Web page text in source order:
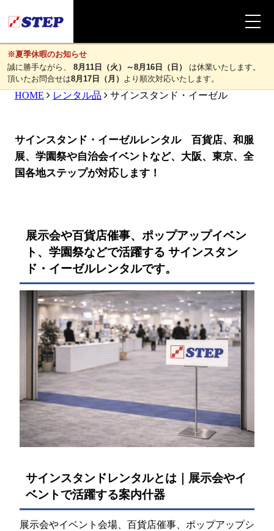
※夏季休暇のお知らせ
誠に勝手ながら、
8月11日（火）～8月16日（日） は休業いたします。
頂いたお問合せは8月17日（月） より順次対応いたします。
HOME レンタル品 サインスタンド・イーゼル
サインスタンド・イーゼルレンタル 百貨店、和服
展、学園祭や自治会イベントなど、大阪、東京、全
国各地ステップが対応します！
展示会や百貨店催事、ポップアップイベン
ト、学園祭などで活躍する サインスタン
ド・イーゼルレンタルです。
サインスタンドレンタルとは｜展示会やイ
ベントで活躍する案内什器
展示会やイベント会場、百貨店催事、ポップアップシ